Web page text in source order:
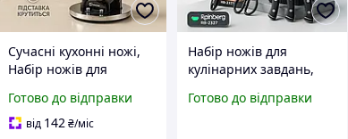
Сучасні кухонні ножі,
Набір ножів для
Набір литих кухонних
ножів RL-36
Готово до відправки
від 142₴/міс
Набір ножів для
кулінарних завдань,
Кухонний ніж
Готово до відправки